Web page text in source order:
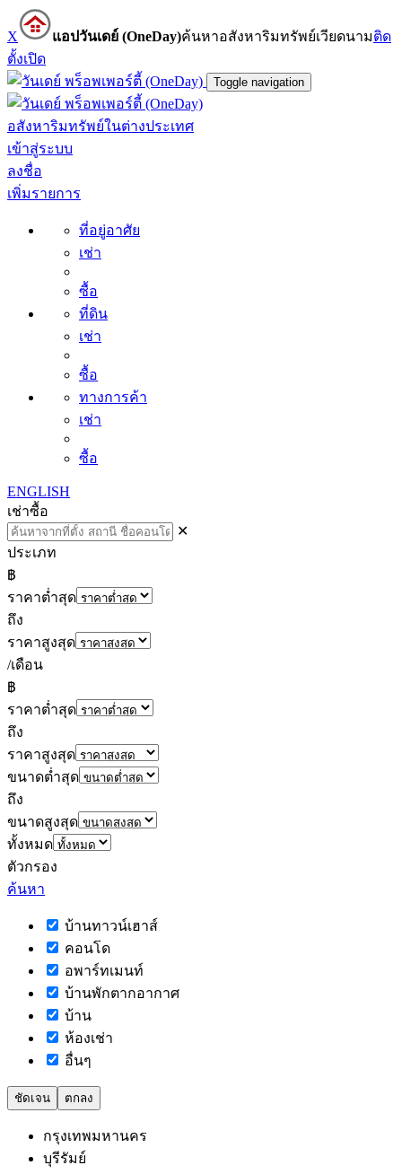
X แอปวันเดย์ (OneDay)ค้นหาอสังหาริมทรัพย์เวียดนามติด
ตั้งเปิด
Toggle navigation
อสังหาริมทรัพย์ในต่างประเทศ
เข้าสู่ระบบ
ลงชื่อ
เพิ่มรายการ
ที่อยู่อาศัย
เช่า
ซื้อ
ที่ดิน
เช่า
ซื้อ
ทางการค้า
เช่า
ซื้อ
ENGLISH
เช่าซื้อ
✕
ประเภท
฿
ราคาต่ำสุด
ถึง
ราคาสูงสุด
/เดือน
฿
ราคาต่ำสุด
ถึง
ราคาสูงสุด
ขนาดต่ำสุด
ถึง
ขนาดสูงสุด
ทั้งหมด
ตัวกรอง
ค้นหา
บ้านทาวน์เฮาส์
คอนโด
อพาร์ทเมนท์
บ้านพักตากอากาศ
บ้าน
ห้องเช่า
อื่นๆ
ชัดเจน ตกลง
กรุงเทพมหานคร
บุรีรัมย์